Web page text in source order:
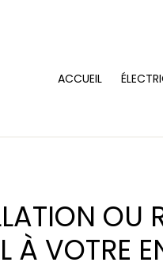
ACCUEIL
OU
À VOTRE